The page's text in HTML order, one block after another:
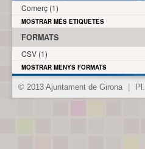
Comerç (1)
MOSTRAR MÉS ETIQUETES
FORMATS
CSV (1)
MOSTRAR MENYS FORMATS
© 2013 Ajuntament de Girona